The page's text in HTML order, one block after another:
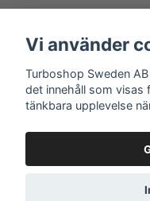
Sociala medier
© 2026
Vi använder
Turboshop Sweden
det innehåll som
tänkbara upplevelse